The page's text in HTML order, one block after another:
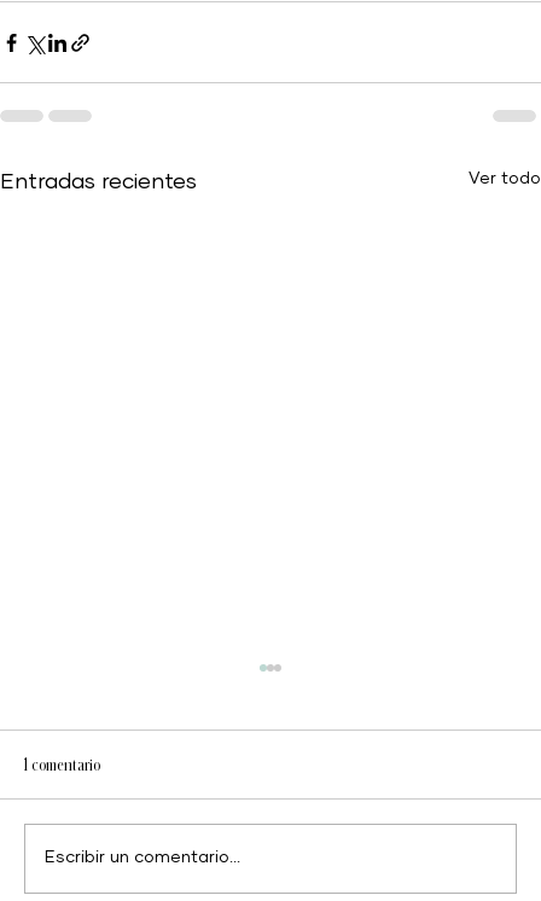
Entradas recientes Ver todo
Sobrepeso, obesidad, y soluciones
1 comentario
Escribir un comentario...